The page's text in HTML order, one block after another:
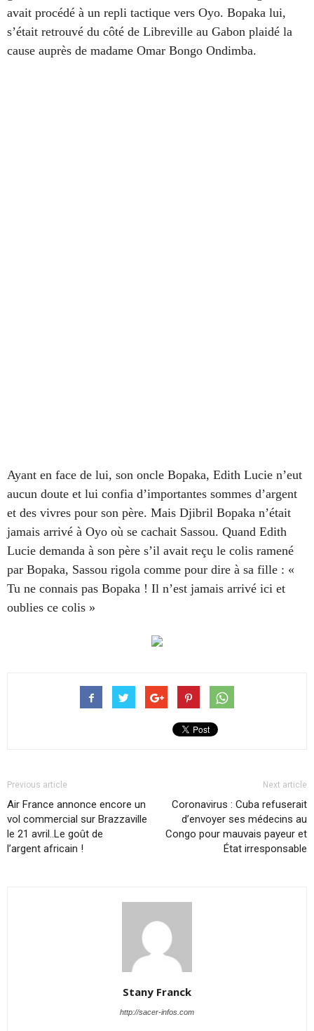
avait procédé à un repli tactique vers Oyo. Bopaka lui,
s’était retrouvé du côté de Libreville au Gabon plaidé la
cause auprès de madame Omar Bongo Ondimba.
Ayant en face de lui, son oncle Bopaka, Edith Lucie n’eut
aucun doute et lui confia d’importantes sommes d’argent
et des vivres pour son père. Mais Djibril Bopaka n’était
jamais arrivé à Oyo où se cachait Sassou. Quand Edith
Lucie demanda à son père s’il avait reçu le colis ramené
par Bopaka, Sassou rigola comme pour dire à sa fille : «
Tu ne connais pas Bopaka ! Il n’est jamais arrivé ici et
oublies ce colis »
Previous article
Air France annonce encore un
vol commercial sur Brazzaville
le 21 avril..Le goût de
l’argent africain !
Next article
Coronavirus : Cuba refuserait
d’envoyer ses médecins au
Congo pour mauvais payeur et
État irresponsable
Stany Franck
http://sacer-infos.com